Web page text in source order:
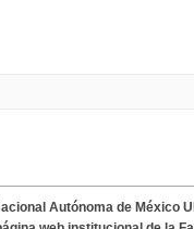
Autónoma de México